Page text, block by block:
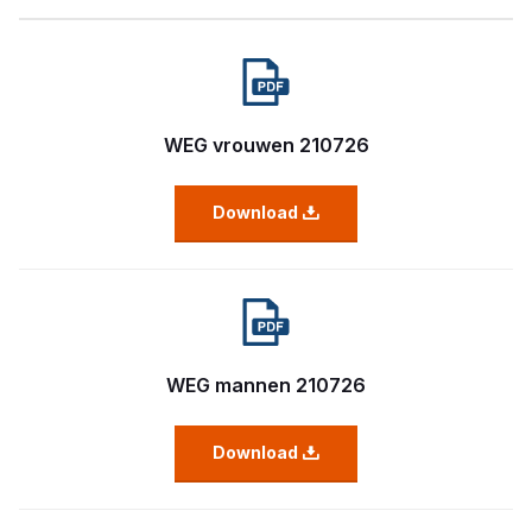
WEG vrouwen 210726
Download
WEG mannen 210726
Download